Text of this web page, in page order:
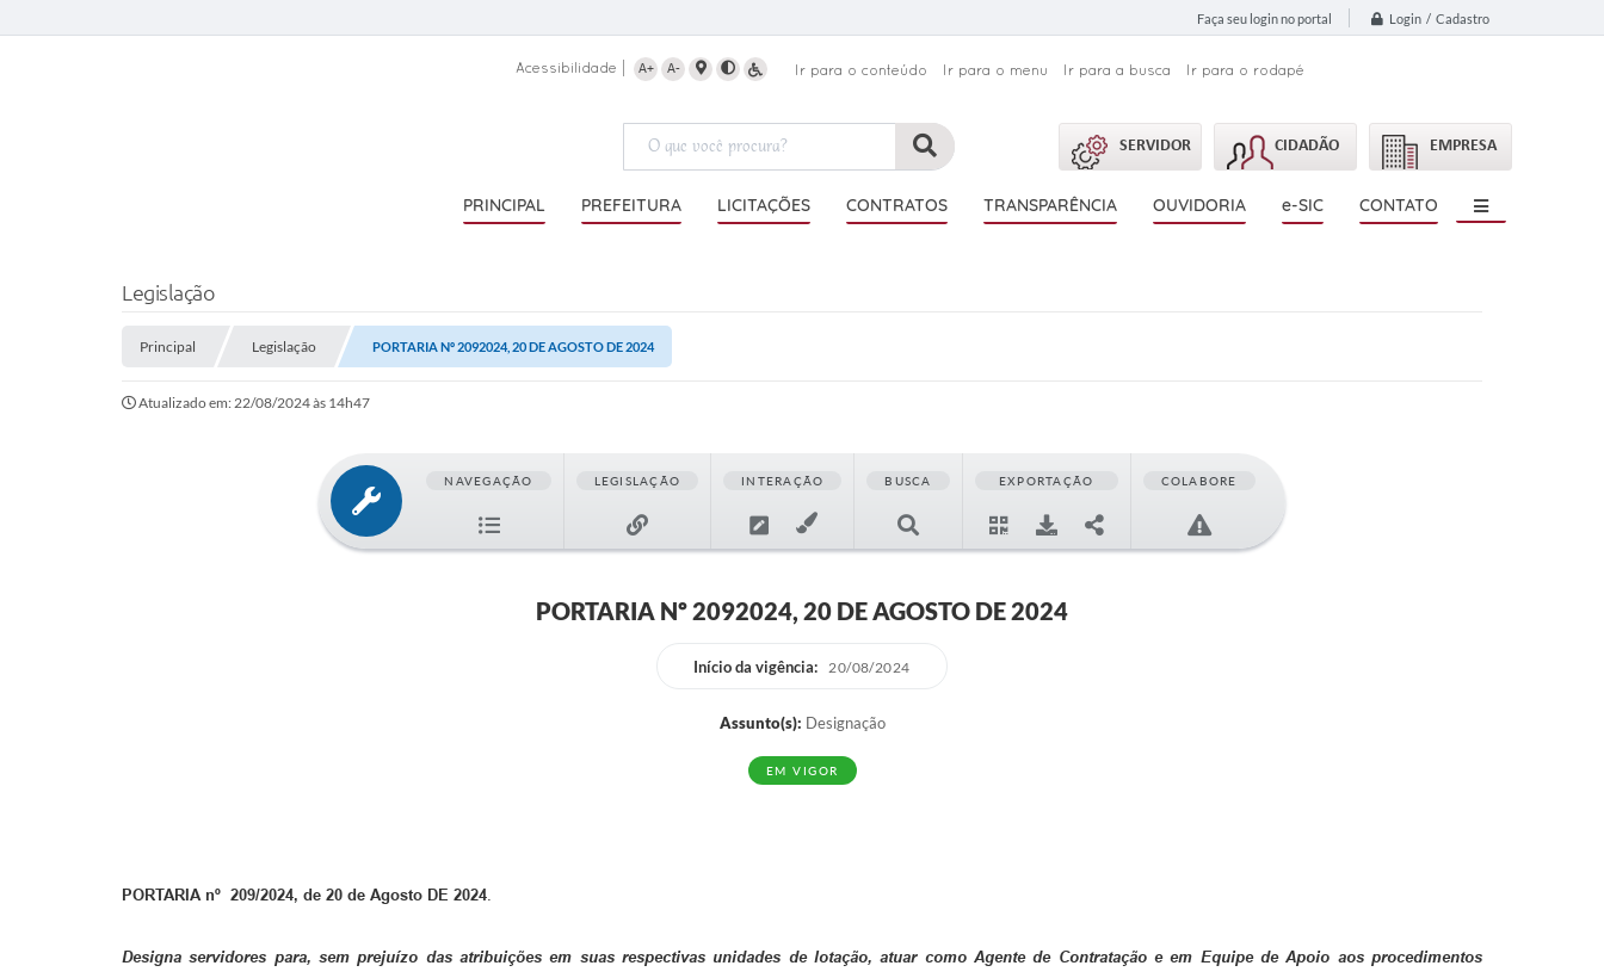
Faça seu login no portal Login / Cadastro
Acessibilidade A+ A- Ir para o conteúdo Ir para o menu Ir para a busca Ir para o rodapé
SERVIDOR CIDADÃO EMPRESA
PRINCIPAL PREFEITURA LICITAÇÕES CONTRATOS TRANSPARÊNCIA OUVIDORIA e-SIC CONTATO
Legislação
Principal Legislação PORTARIA Nº 2092024, 20 DE AGOSTO DE 2024
Atualizado em: 22/08/2024 às 14h47
NAVEGAÇÃO LEGISLAÇÃO INTERAÇÃO BUSCA EXPORTAÇÃO COLABORE
PORTARIA Nº 2092024, 20 DE AGOSTO DE 2024
Início da vigência: 20/08/2024
Assunto(s): Designação
EM VIGOR
PORTARIA nº 209/2024, de 20 de Agosto DE 2024.
Designa servidores para, sem prejuízo das atribuições em suas respectivas unidades de lotação, atuar como Agente de Contratação e em Equipe de Apoio aos procedimentos